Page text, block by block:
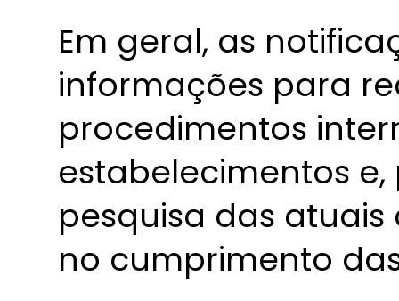
Em geral, as
informações para
procedimentos
estabelecimentos
pesquisa das
no cumprimento